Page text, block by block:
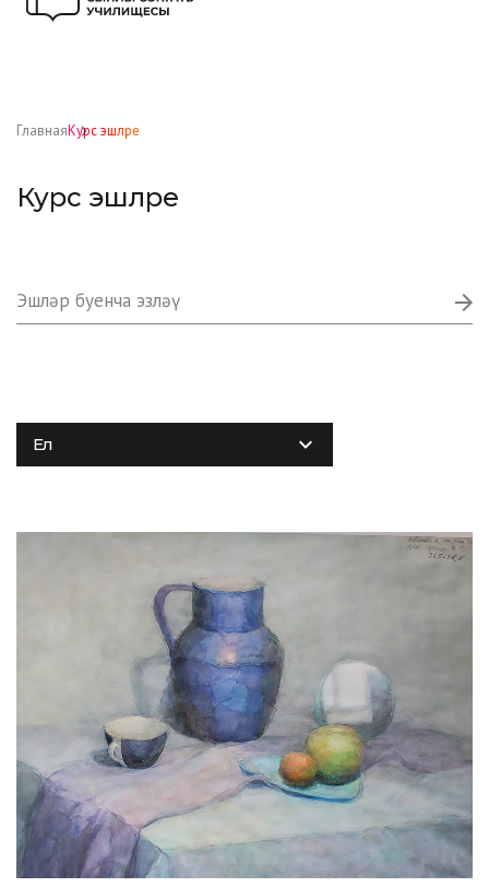
ГлавнаяКурс эшләре
Курс эшләре
Ел
Куллану